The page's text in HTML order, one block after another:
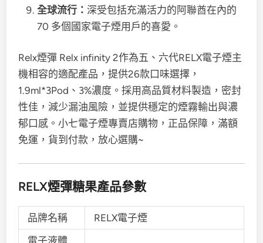
全球流行： 深受包括充滿活力的阿聯酋在內的
70 多個國家電子煙用戶的喜愛。
Relx煙彈 Relx infinity 2作為五、六代RELX電子煙主
機相容的適配產品，提供26款口味選擇，
1.9ml*3Pod、3%濃度。採用高品質材料製造，密封
性佳，減少漏油風險，並提供穩定的煙霧輸出與濃
郁口感。小七電子煙專賣店購物，正品保障，滿額
免運，貨到付款，放心選購~
RELX煙彈糖果產品參數
品牌名稱
RELX電子煙
電子液體